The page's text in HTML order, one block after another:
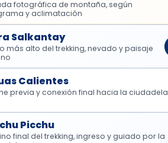
fotográfica de montaña, según
y aclimatación
Salkantay
más alto del trekking, nevado y paisaje
Calientes
previa y conexión final hacia la ciudadela
Picchu
final del trekking, ingreso y guiado por la